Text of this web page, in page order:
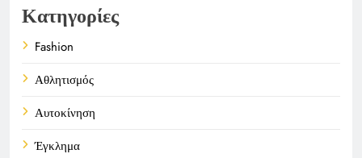
Κατηγορίες
Fashion
Αθλητισμός
Αυτοκίνηση
Έγκλημα